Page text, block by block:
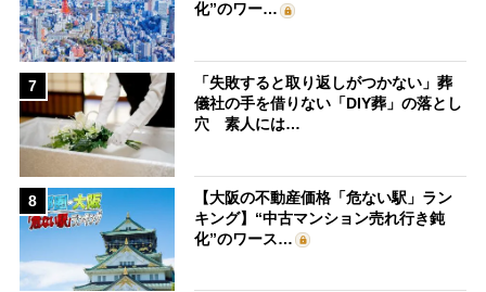
化”のワー…
7
「失敗すると取り返しがつかない」葬
儀社の手を借りない「DIY葬」の落とし
穴 素人には…
8
【大阪の不動産価格「危ない駅」ラン
キング】“中古マンション売れ行き鈍
化”のワース…